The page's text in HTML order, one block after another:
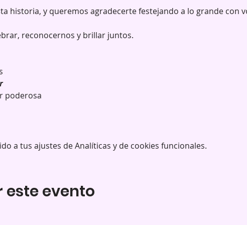
historia, y queremos agradecerte festejando a lo grande con
reconocernos y brillar juntos.
poderosa
a tus ajustes de Analíticas y de cookies funcionales.
evento